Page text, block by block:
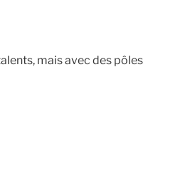
mais avec des pôles